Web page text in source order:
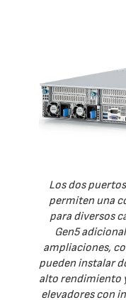
Los dos
permiten una
para diversos
Gen5
ampliaciones,
pueden instalar
alto rendimiento
elevadores con